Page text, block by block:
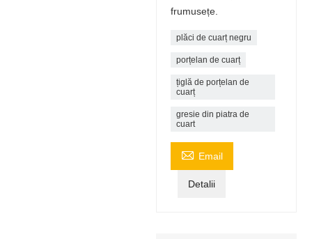
frumusețe.
plăci de cuarț negru
porțelan de cuarț
țiglă de porțelan de
cuarț
gresie din piatra de
cuart
 Email
Detalii